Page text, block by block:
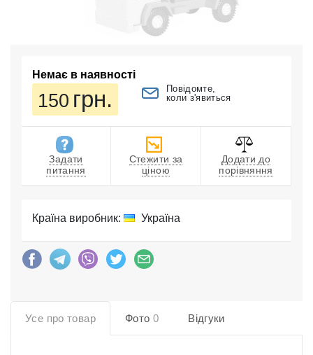
Немає в наявності
150 грн.
Повідомте,
коли з'явиться
Задати
питання
Стежити за
ціною
Додати до
порівняння
Країна виробник: Україна
Усе про товар Фото 0 Відгуки